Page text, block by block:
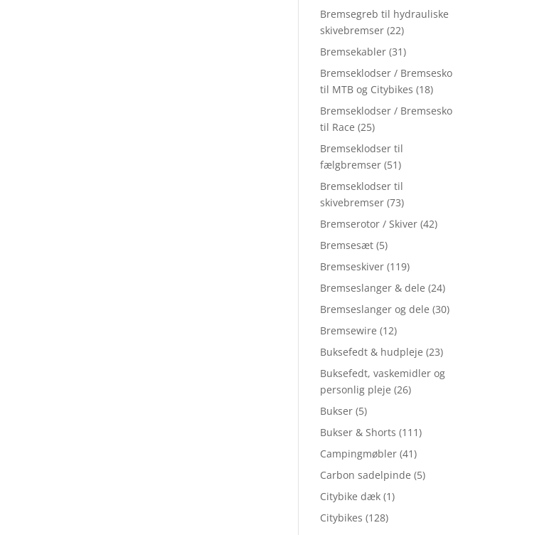
Bremsegreb til hydrauliske
skivebremser (22)
Bremsekabler (31)
Bremseklodser / Bremsesko
til MTB og Citybikes (18)
Bremseklodser / Bremsesko
til Race (25)
Bremseklodser til
fælgbremser (51)
Bremseklodser til
skivebremser (73)
Bremserotor / Skiver (42)
Bremsesæt (5)
Bremseskiver (119)
Bremseslanger & dele (24)
Bremseslanger og dele (30)
Bremsewire (12)
Buksefedt & hudpleje (23)
Buksefedt, vaskemidler og
personlig pleje (26)
Bukser (5)
Bukser & Shorts (111)
Campingmøbler (41)
Carbon sadelpinde (5)
Citybike dæk (1)
Citybikes (128)